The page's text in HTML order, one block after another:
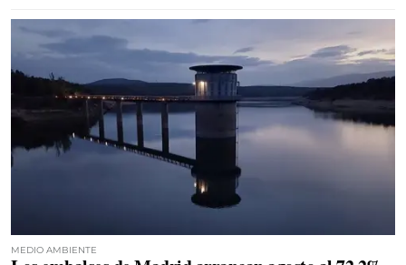
MEDIO AMBIENTE